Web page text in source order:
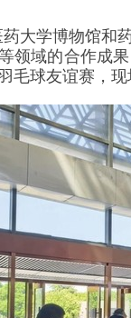
大学博物馆和
领域的合作成
毛球友谊赛，